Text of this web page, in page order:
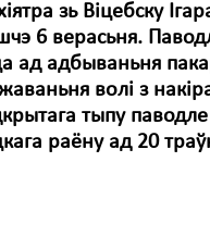
зь Віцебску
6 верасьня.
ад адбываньня
волі з
тыпу
раёну ад 20